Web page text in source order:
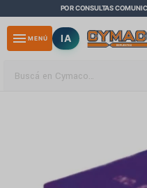
POR CONSULTAS
menu MENÚ IA
close